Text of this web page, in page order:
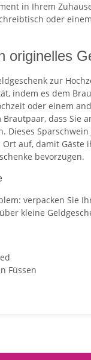
in Ihrem
oder
originelles
zur
indem es dem
oder einem
dass
Dieses
auf, damit
bevorzugen.
verpacken Sie
kleine
Füssen